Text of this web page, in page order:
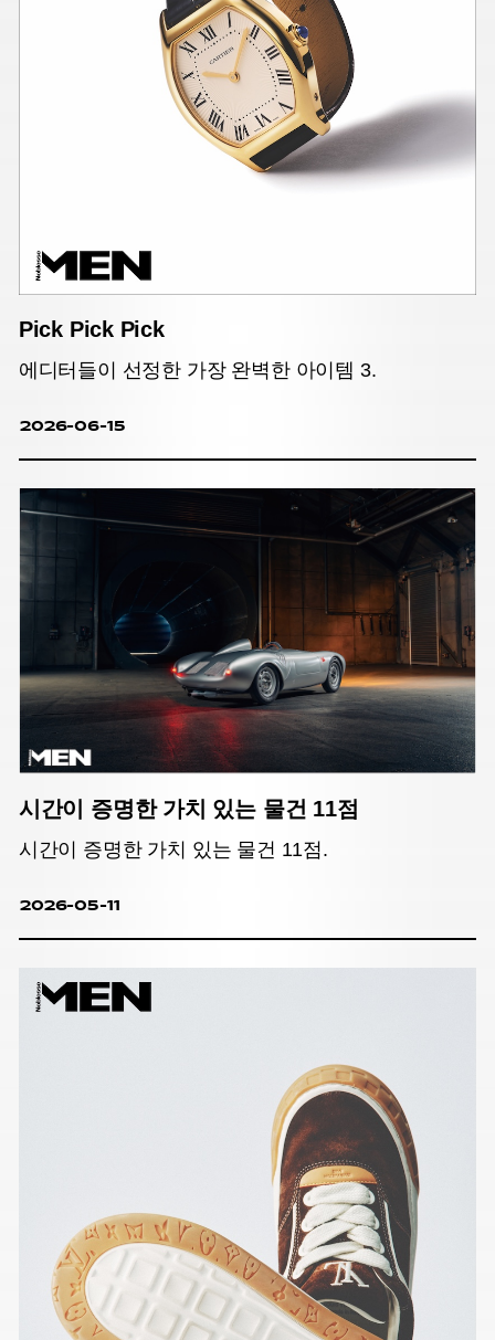
Pick Pick Pick
에디터들이 선정한 가장 완벽한 아이템 3.
2026-06-15
시간이 증명한 가치 있는 물건 11점
시간이 증명한 가치 있는 물건 11점.
2026-05-11